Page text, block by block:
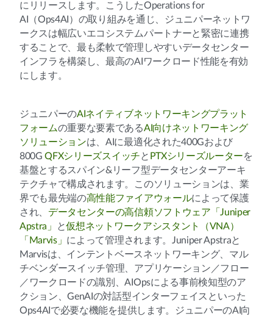
にリリースします。こうしたOperations for
AI（Ops4AI）の取り組みを通じ、ジュニパーネットワ
ークスは幅広いエコシステムパートナーと緊密に連携
することで、最も柔軟で管理しやすいデータセンター
インフラを構築し、最高のAIワークロード性能を有効
にします。
ジュニパーのAIネイティブネットワーキングプラット
フォームの重要な要素であるAI向けネットワーキング
ソリューションは、AIに最適化された400Gおよび
800GQFXシリーズスイッチと PTXシリーズルーターを
基盤とするスパイン&リーフ型データセンターアーキ
テクチャで構成されます。このソリューションは、業
界でも最先端の高性能ファイアウォールによって保護
され、 データセンターの高信頼ソフトウェア「Juniper
Apstra」
と仮想ネットワークアシスタント（VNA）
「Marvis」 によって管理されます。Juniper Apstraと
Marvisは、インテントベースネットワーキング、マル
チベンダースイッチ管理、アプリケーション／フロー
／ワークロードの識別、AIOpsによる事前検知型のア
クション、GenAIの対話型インターフェイスといった
Ops4AIで必要な機能を提供します。ジュニパーのAI向